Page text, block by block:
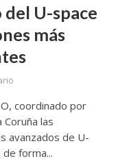
U-space
más
coordinado por
Coruña las
avanzados de U-
forma...